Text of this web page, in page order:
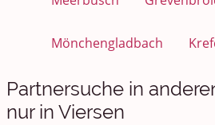
Mönchengladbach
Partnersuche in
nur in Viersen